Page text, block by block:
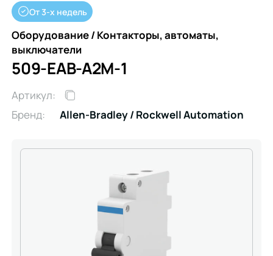
От 3-х недель
Оборудование / Контакторы, автоматы,
выключатели
509-EAB-A2M-1
Артикул:
Бренд:
Allen-Bradley / Rockwell Automation